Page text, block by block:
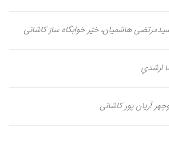
هاشمیان، خیّر خوابگاه ساز کاشانی
ارشدي
آریان پور کاشانی